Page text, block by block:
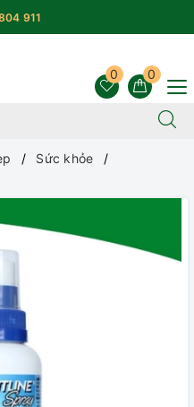
911
0
0
Sức khỏe